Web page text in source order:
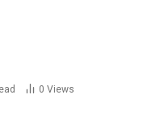
0 Views